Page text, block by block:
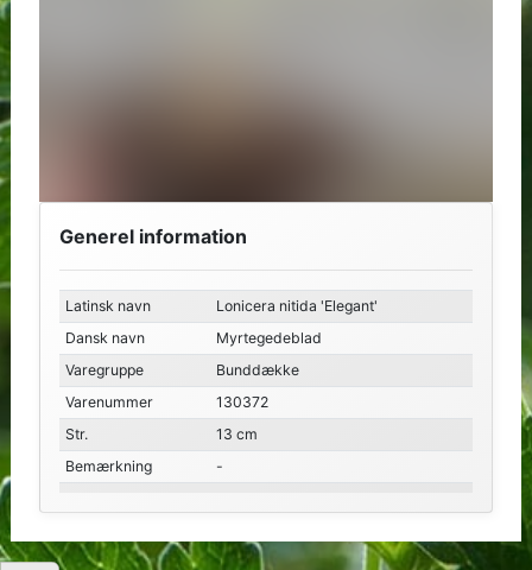
Generel information
Latinsk navn
Lonicera nitida 'Elegant'
Dansk navn
Myrtegedeblad
Varegruppe
Bunddække
Varenummer
130372
Str.
13 cm
Bemærkning
-